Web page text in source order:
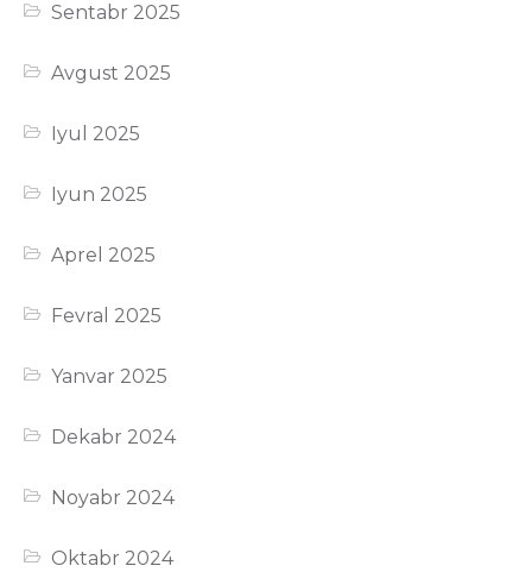
Sentabr 2025
Avgust 2025
Iyul 2025
Iyun 2025
Aprel 2025
Fevral 2025
Yanvar 2025
Dekabr 2024
Noyabr 2024
Oktabr 2024